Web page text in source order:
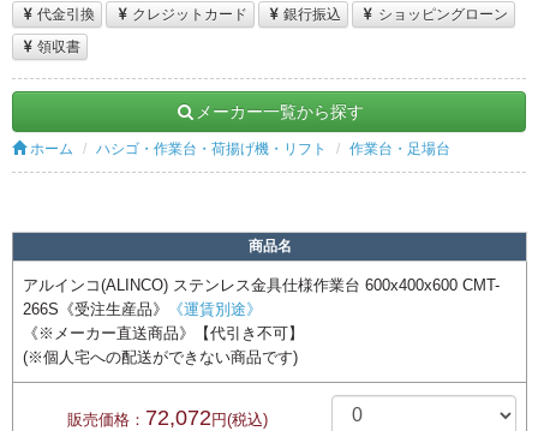
代金引換
クレジットカード 銀行振込
ショッピングローン
領収書
メーカー一覧から探す
ホーム ハシゴ・作業台・荷揚げ機・リフト 作業台・足場台
商品名
アルインコ(ALINCO) ステンレス金具仕様作業台 600x400x600 CMT-
266S《受注生産品》
《運賃別途》
《※メーカー直送商品》【代引き不可】
(※個人宅への配送ができない商品です)
販売価格： 72,072 円(税込)